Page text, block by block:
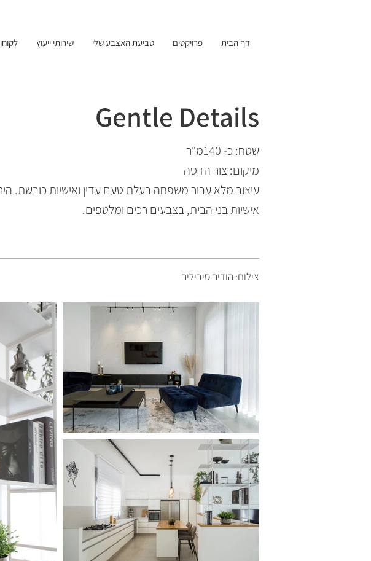
דף הבית פרויקטים טביעת האצבע שלי שירותי ייעוץ
Gentle Details
שטח: כ- 140מ״ר
מיקום: צור הדסה
עיצוב מלא עבור משפחה בעלת טעם עדין ואישיות כובשת.
אישיות בני הבית, בצבעים רכים ומלטפים.
צילום: הודיה סיביליה